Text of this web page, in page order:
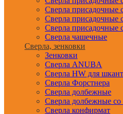
Сверла присадочные
Сверла присадочные
Сверла присадочные
Сверла чашечные
Сверла, зенковки
Зенковки
Сверла ANUBA
Сверла HW для
Сверла Форстнера
Сверла долбежные
Сверла долбежные со
Сверла конфирмат